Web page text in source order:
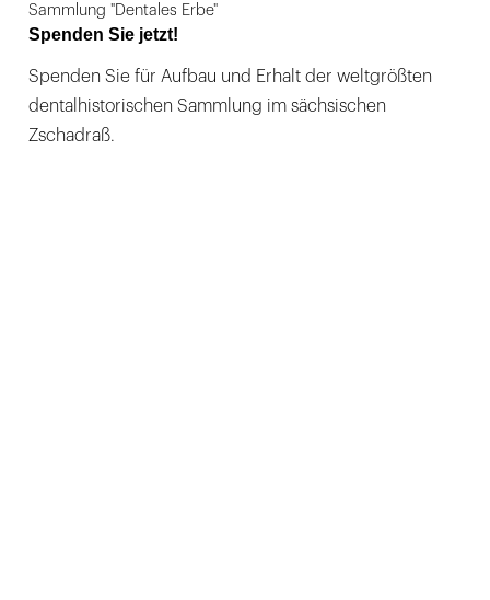
Sammlung "Dentales Erbe"
Spenden Sie jetzt!
Spenden Sie für Aufbau und Erhalt der weltgrößten
dentalhistorischen Sammlung im sächsischen
Zschadraß.